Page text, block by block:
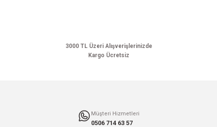
3000 TL Üzeri Alışverişlerinizde
Kargo Ücretsiz
Müşteri Hizmetleri
0506 714 63 57